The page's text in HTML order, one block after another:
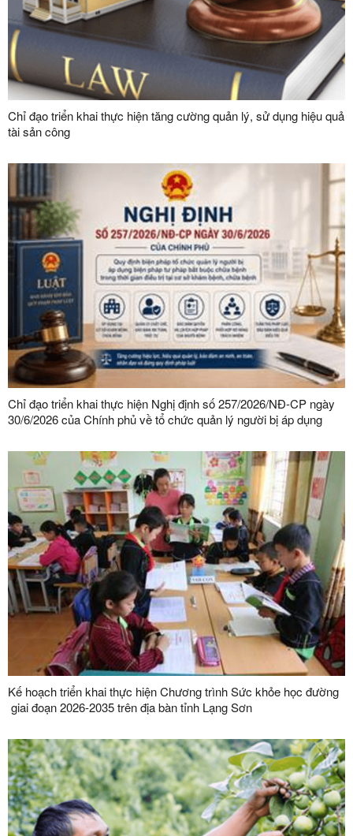
Chỉ đạo triển khai thực hiện tăng cường quản lý, sử dụng hiệu quả
tài sản công
Chỉ đạo triển khai thực hiện Nghị định số 257/2026/NĐ-CP ngày
30/6/2026 của Chính phủ về tổ chức quản lý người bị áp dụng
Kế hoạch triển khai thực hiện Chương trình Sức khỏe học đường
giai đoạn 2026-2035 trên địa bàn tỉnh Lạng Sơn